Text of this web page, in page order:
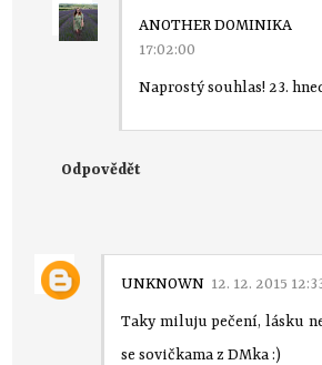
ANOTHER DOMINIKA
17:02:00
Naprostý souhlas! 23.
Odpovědět
UNKNOWN 12. 12. 2015
Taky miluju pečení, lásku
se sovičkama z DMka :)